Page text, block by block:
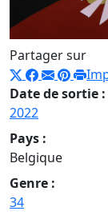
Partager sur
Date de sortie :
2022
Pays :
Belgique
Genre :
34